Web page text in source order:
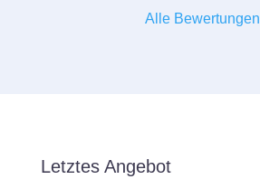
Alle Bewertungen
Letztes Angebot